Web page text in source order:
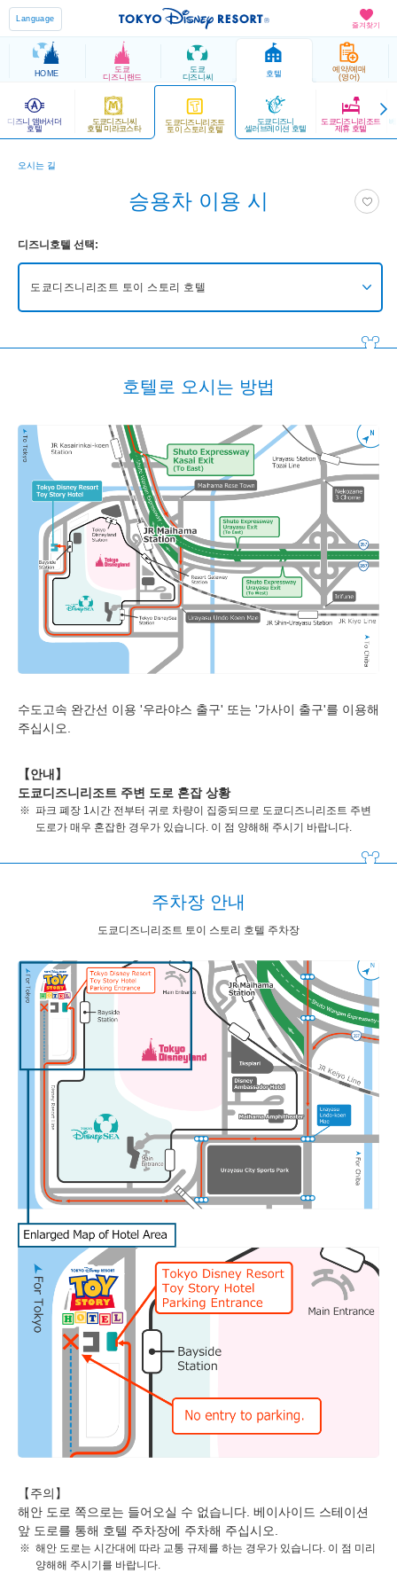
즐겨찾기
Language
HOME
도쿄
디즈니랜드
도쿄
디즈니씨
호텔
예약/예매
(영어)
디즈니 앰버서더
호텔
도쿄디즈니씨
호텔 미라코스타
도쿄디즈니리조트
토이 스토리 호텔
도쿄디즈니
셀러브레이션 호텔
도쿄디즈니리조트
제휴 호텔
오시는 길
승용차 이용 시
디즈니호텔 선택:
도쿄디즈니리조트 토이 스토리 호텔
도쿄디즈니랜드 호텔
디즈니 앰버서더 호텔
도쿄디즈니씨 호텔 미라코스타
도쿄디즈니리조트 토이 스토리 호텔
도쿄디즈니 셀러브레이션 호텔
호텔로 오시는 방법
수도고속 완간선 이용 '우라야스 출구' 또는 '가사이 출구'를 이용해
주십시오.
【안내】
도쿄디즈니리조트 주변 도로 혼잡 상황
파크 폐장 1시간 전부터 귀로 차량이 집중되므로 도쿄디즈니리조트 주변
도로가 매우 혼잡한 경우가 있습니다. 이 점 양해해 주시기 바랍니다.
주차장 안내
도쿄디즈니리조트 토이 스토리 호텔 주차장
【주의】
해안 도로 쪽으로는 들어오실 수 없습니다. 베이사이드 스테이션
앞 도로를 통해 호텔 주차장에 주차해 주십시오.
해안 도로는 시간대에 따라 교통 규제를 하는 경우가 있습니다. 이 점 미리
양해해 주시기를 바랍니다.